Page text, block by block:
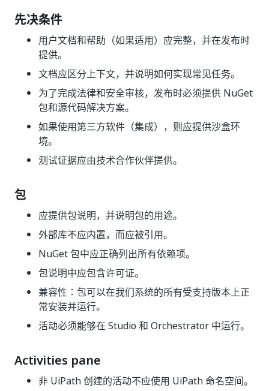
先决条件
用户文档和帮助（如果适用）应完整，并在发布时
提供。
文档应区分上下文，并说明如何实现常见任务。
为了完成法律和安全审核，发布时必须提供 NuGet
包和源代码解决方案。
如果使用第三方软件（集成），则应提供沙盒环
境。
测试证据应由技术合作伙伴提供。
包
应提供包说明，并说明包的用途。
外部库不应内置，而应被引用。
NuGet 包中应正确列出所有依赖项。
包说明中应包含许可证。
兼容性：包可以在我们系统的所有受支持版本上正
常安装并运行。
活动必须能够在 Studio 和 Orchestrator 中运行。
Activities pane
非 UiPath 创建的活动不应使用 UiPath 命名空间。